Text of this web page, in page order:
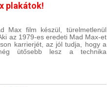
plakátok!
Max film készül, türelmetlenül
az 1979-es eredeti Mad Max-et
karrierjét, az jól tudja, hogy a
ütősebb lesz a technika